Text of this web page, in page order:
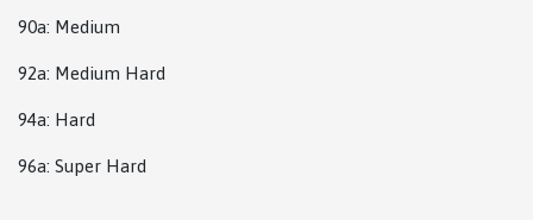
90a: Medium
92a: Medium Hard
94a: Hard
96a: Super Hard